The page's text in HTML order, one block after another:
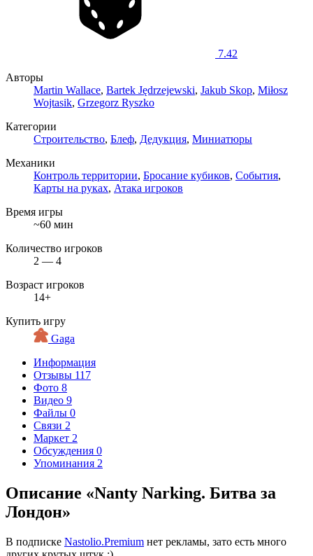
7.42
Авторы
Martin Wallace, Bartek Jędrzejewski, Jakub Skop, Miłosz
Wojtasik, Grzegorz Ryszko
Категории
Строительство, Блеф, Дедукция, Миниатюры
Механики
Контроль территории, Бросание кубиков, События,
Карты на руках, Атака игроков
Время игры
~60 мин
Количество игроков
2 — 4
Возраст игроков
14+
Купить игру
Gaga
Информация
Отзывы 117
Фото 8
Видео 9
Файлы 0
Связи 2
Маркет 2
Обсуждения 0
Упоминания 2
Описание «Nanty Narking. Битва за
Лондон»
В подписке Nastolio.Premium нет рекламы, зато есть много